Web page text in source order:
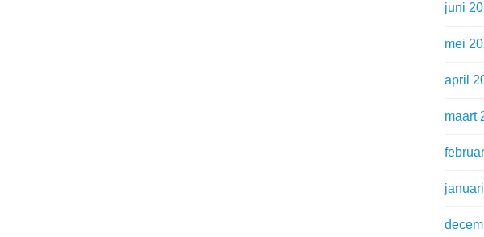
juni
mei
april
maart